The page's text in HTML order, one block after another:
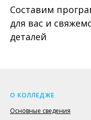
Составим
для вас и
деталей
О КОЛЛЕДЖЕ
Основные сведения